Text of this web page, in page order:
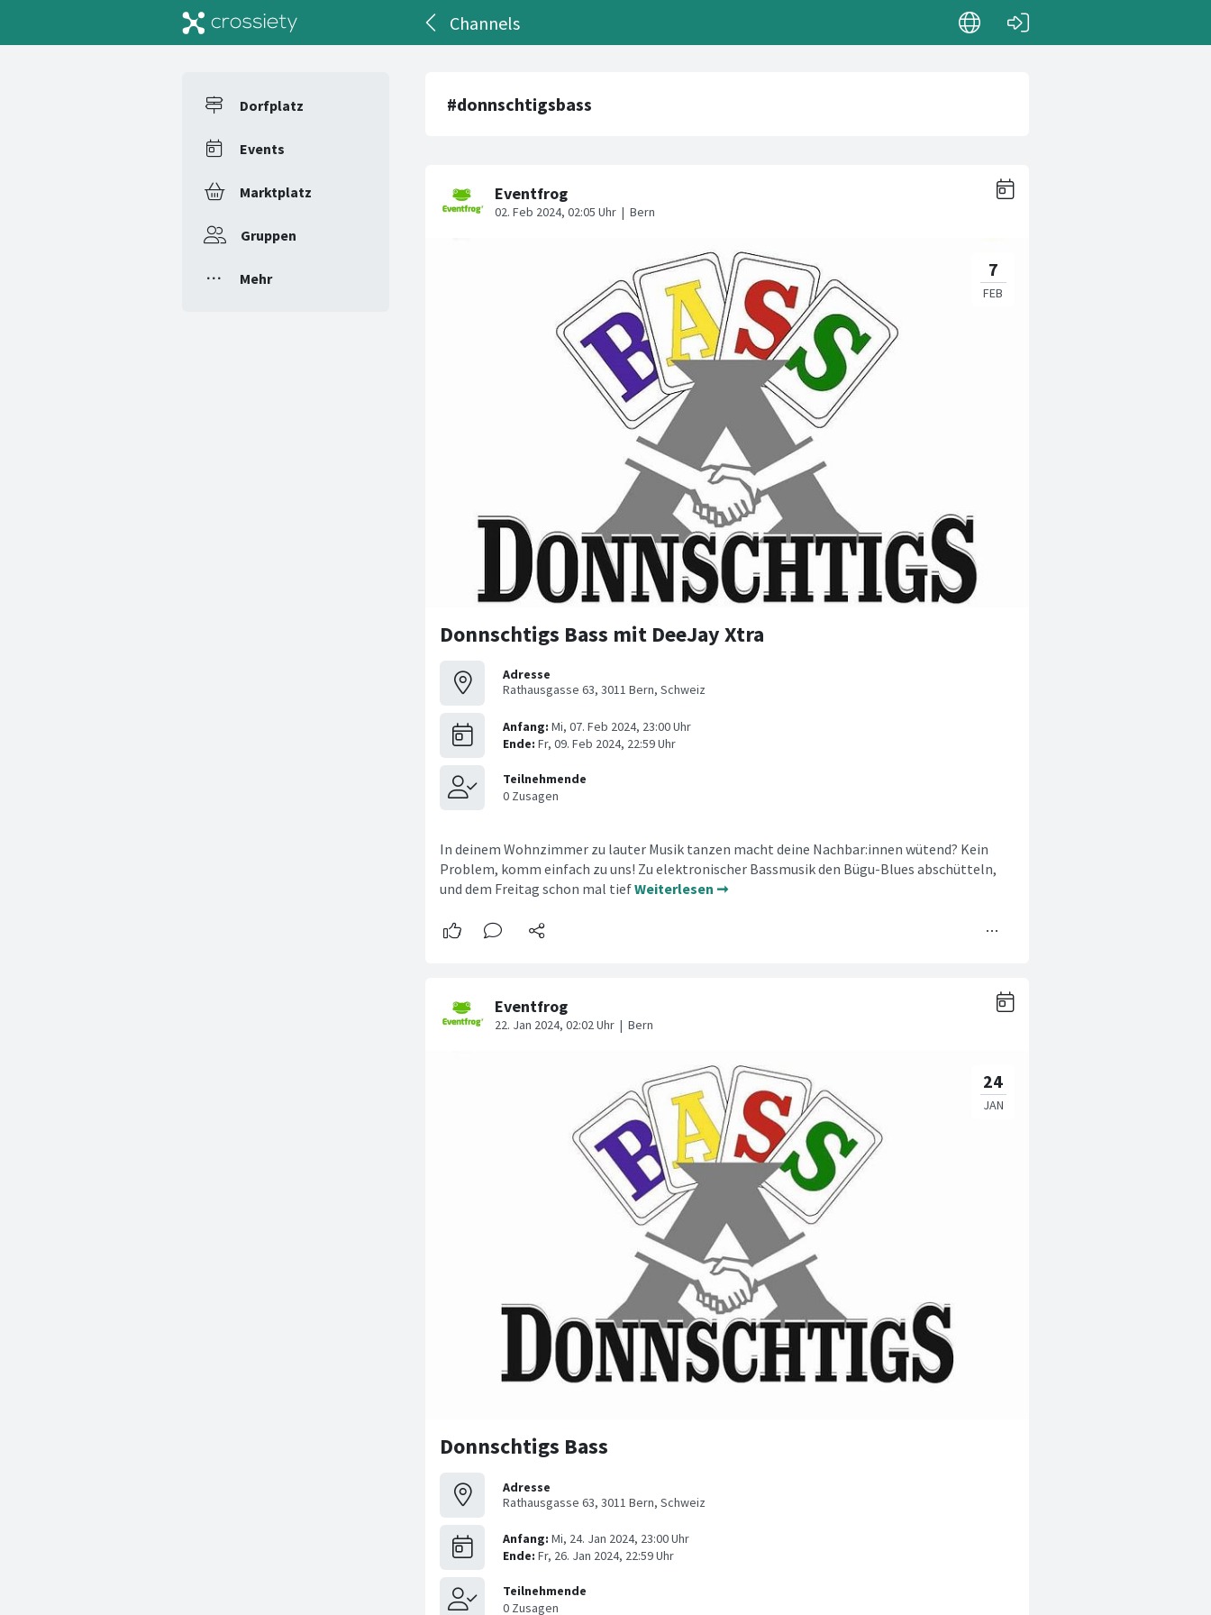
Channels
Dorfplatz
Events
Marktplatz
Gruppen
Mehr
#donnschtigsbass
Donnschtigs Bass mit DeeJay Xtra
Adresse
Rathausgasse 63, 3011 Bern, Schweiz
In deinem Wohnzimmer zu lauter Musik tanzen macht deine Nachbar:innen wütend? Kein
Problem, komm einfach zu uns! Zu elektronischer Bassmusik den Bügu-Blues abschütteln,
und dem Freitag schon mal tiefWeiterlesen ➞
Donnschtigs Bass
Adresse
Rathausgasse 63, 3011 Bern, Schweiz